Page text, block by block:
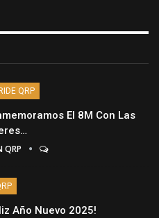
QRP
El 8M Con Las
QRP
Año Nuevo 2025!